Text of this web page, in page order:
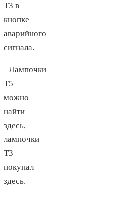
Т3 в
кнопке
аварийного
сигнала.
Лампочки
Т5
можно
найти
здесь,
лампочки
Т3
покупал
здесь.